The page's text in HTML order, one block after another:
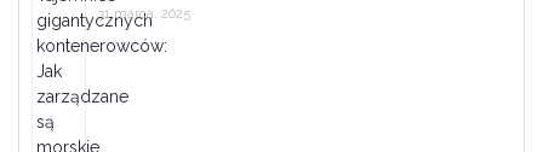
31 marca, 2025